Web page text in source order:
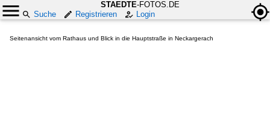
STAEDTE-FOTOS.DE
Suche
Registrieren Login
Seitenansicht vom Rathaus und Blick in die Hauptstraße in Neckargerach